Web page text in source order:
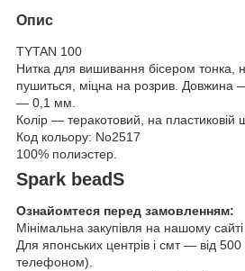
Опис
TYTAN 100
Нитка для вишивання бісером тонка,
пушиться, міцна на розрив. Довжина
— 0,1 мм.
Колір — теракотовий, на пластиковій
Код кольору: No2517
100% полиэстер
Spark beadS
Ознайомтеся перед замовленням:
Мінімальна закупівля на нашому
Для японських центрів і смт — від 500
телефоном).